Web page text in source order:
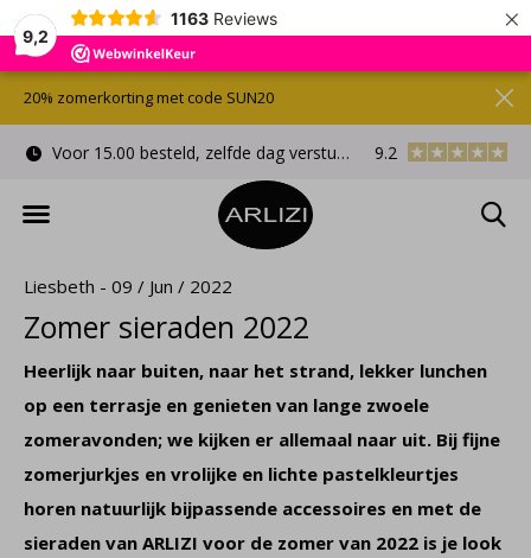
9,2
1163 Reviews ×
Gratis cadeauverpakking Gratis verzonden/
9.2
20% zomerkorting met code SUN20
Liesbeth - 09 / Jun / 2022
Zomer sieraden 2022
Heerlijk naar buiten, naar het strand, lekker lunchen
op een terrasje en genieten van lange zwoele
zomeravonden; we kijken er allemaal naar uit. Bij fijne
zomerjurkjes en vrolijke en lichte pastelkleurtjes
horen natuurlijk bijpassende accessoires en met de
sieraden van ARLIZI voor de zomer van 2022 is je look